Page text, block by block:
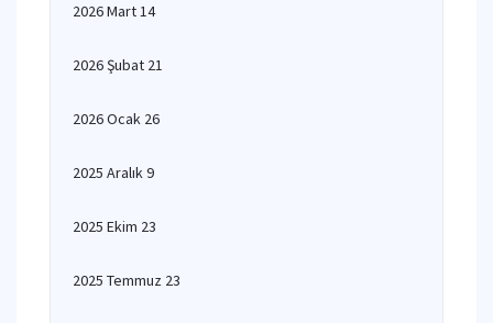
2026 Mart 14
2026 Şubat 21
2026 Ocak 26
2025 Aralık 9
2025 Ekim 23
2025 Temmuz 23